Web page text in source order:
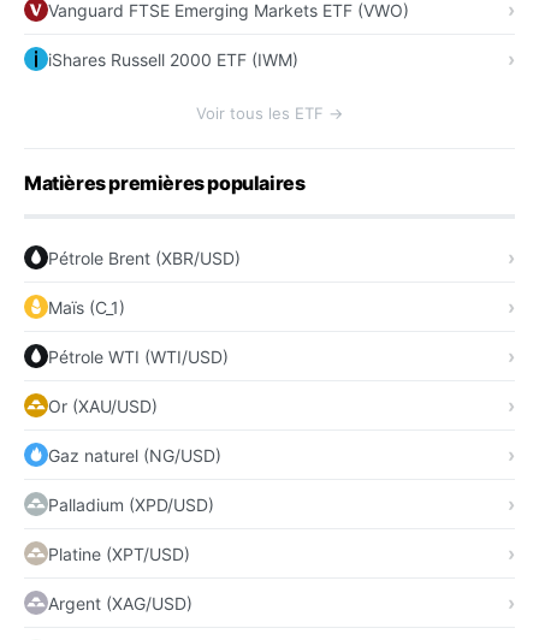
Vanguard FTSE Emerging Markets ETF (VWO)
iShares Russell 2000 ETF (IWM)
Voir tous les ETF →
Matières premières populaires
Pétrole Brent (XBR/USD)
Maïs (C_1)
Pétrole WTI (WTI/USD)
Or (XAU/USD)
Gaz naturel (NG/USD)
Palladium (XPD/USD)
Platine (XPT/USD)
Argent (XAG/USD)